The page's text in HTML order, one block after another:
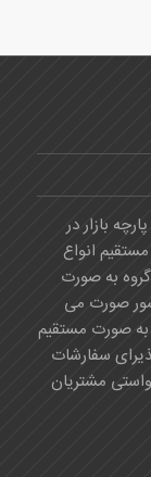
بازار در
انواع
به صورت
صورت می
به صورت مستقیم
سفارشات
مشتریان